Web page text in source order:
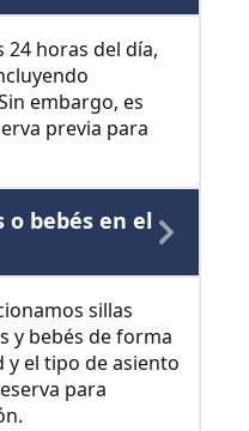
24 horas del día,
embargo, es
previa para
o bebés en el
sillas
y bebés de forma
el tipo de asiento
para